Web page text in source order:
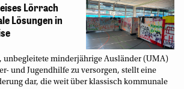
Lörrach
Lösungen in
unbegleitete minderjährige Ausländer (UMA)
und Jugendhilfe zu versorgen, stellt eine
dar, die weit über klassisch kommunale